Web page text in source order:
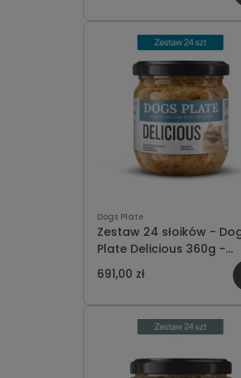
Dogs Plate
Zestaw 24 słoików -
Plate Delicious 360g -
oszczędzasz 77 PLN
691,00 zł